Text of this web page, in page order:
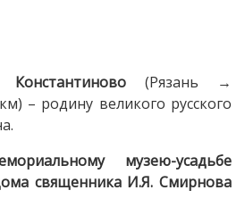
Константиново (Рязань →
– родину великого русского
музею-усадьбе
священника И.Я. Смирнова